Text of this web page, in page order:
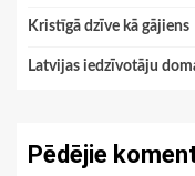
Kristīgā dzīve kā gājiens
Latvijas iedzīvotāju
Pēdējie